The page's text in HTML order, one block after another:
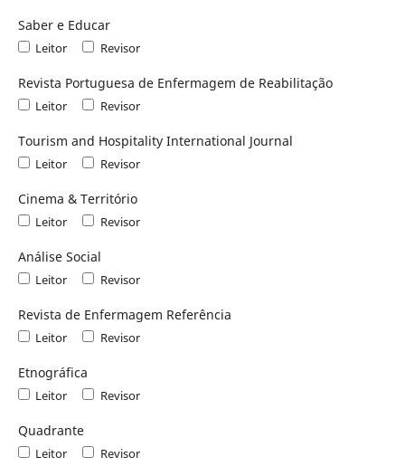
Saber e Educar
Leitor Revisor
Revista Portuguesa de Enfermagem de Reabilitação
Leitor Revisor
Tourism and Hospitality International Journal
Leitor Revisor
Cinema & Território
Leitor Revisor
Análise Social
Leitor Revisor
Revista de Enfermagem Referência
Leitor Revisor
Etnográfica
Leitor Revisor
Quadrante
Leitor Revisor